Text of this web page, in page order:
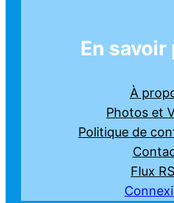
En
À
Photos et
Politique de
Flux